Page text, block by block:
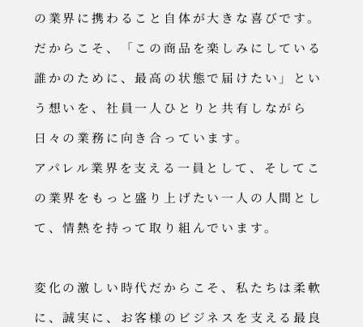
の業界に携わること自体が大きな喜びです。
だからこそ、「この商品を楽しみにしている
誰かのために、最高の状態で届けたい」とい
う想いを、社員一人ひとりと共有しながら
日々の業務に向き合っています。
アパレル業界を支える一員として、そしてこ
の業界をもっと盛り上げたい一人の人間とし
て、情熱を持って取り組んでいます。
変化の激しい時代だからこそ、私たちは柔軟
に、誠実に、お客様のビジネスを支える最良